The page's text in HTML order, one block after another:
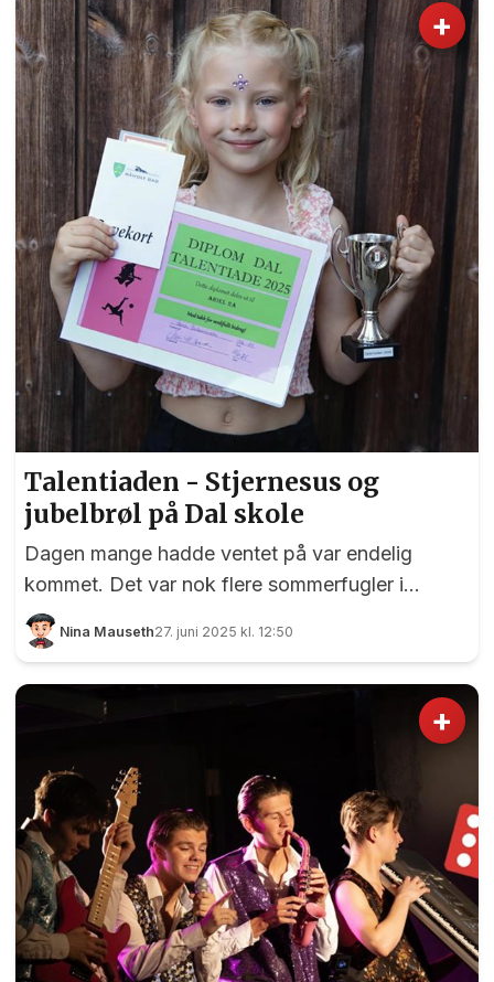
ballsaler. Kanskje til og med bedre.
+
Talentiaden - Stjernesus og
jubelbrøl på Dal skole
Dagen mange hadde ventet på var endelig
kommet. Det var nok flere sommerfugler i
magen på enkelte elever enn de man kunne telle
på blomstene på vei inn i skolegården.
samtaleemnet denne dagen var allikevel dagens
"Talentiaden". Da Dal skole hadde Talentiade
var det elevrådsleder Adrian Bjerke Engebakken
fra 6. trinn, fjorårsvinner Gleb Tsyrulnik fra 7.
trinn og spespedkoordinator Lene Haug som var
konferansierer. Foto: ...
Nina Mauseth27. juni 2025 kl. 12:50
+